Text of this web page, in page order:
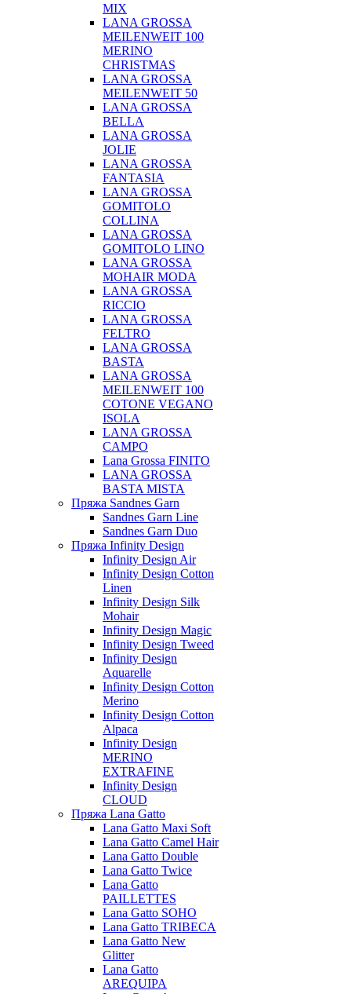
MIX
LANA GROSSA
MEILENWEIT 100
MERINO
CHRISTMAS
LANA GROSSA
MEILENWEIT 50
LANA GROSSA
BELLA
LANA GROSSA
JOLIE
LANA GROSSA
FANTASIA
LANA GROSSA
GOMITOLO
COLLINA
LANA GROSSA
GOMITOLO LINO
LANA GROSSA
MOHAIR MODA
LANA GROSSA
RICCIO
LANA GROSSA
FELTRO
LANA GROSSA
BASTA
LANA GROSSA
MEILENWEIT 100
COTONE VEGANO
ISOLA
LANA GROSSA
CAMPO
Lana Grossa FINITO
LANA GROSSA
BASTA MISTA
Пряжа Sandnes Garn
Sandnes Garn Line
Sandnes Garn Duo
Пряжа Infinity Design
Infinity Design Air
Infinity Design Cotton
Linen
Infinity Design Silk
Mohair
Infinity Design Magic
Infinity Design Tweed
Infinity Design
Aquarelle
Infinity Design Cotton
Merino
Infinity Design Cotton
Alpaca
Infinity Design
MERINO
EXTRAFINE
Infinity Design
CLOUD
Пряжа Lana Gatto
Lana Gatto Maxi Soft
Lana Gatto Camel Hair
Lana Gatto Double
Lana Gatto Twice
Lana Gatto
PAILLETTES
Lana Gatto SOHO
Lana Gatto TRIBECA
Lana Gatto New
Glitter
Lana Gatto
AREQUIPA